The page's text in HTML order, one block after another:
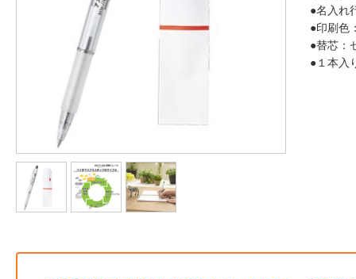
●名入れ
●印刷色
●替芯：
●１本入